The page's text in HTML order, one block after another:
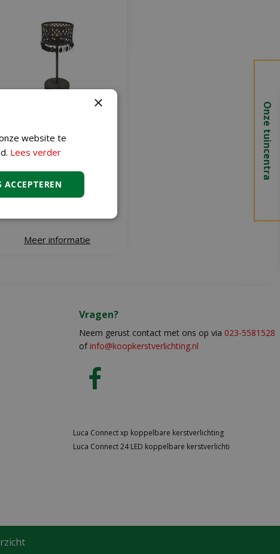
Countryfield tafellamp Amira
30 cm grijs
€19,99
Meer informatie
Vragen?
Neem gerust contact met ons op via 023-5581528
of info@koopkerstverlichting.nl
Luca Connect xp koppelbare kerstverlichting
Luca Connect 24 LED koppelbare kerstverlichti
Onze tuincentra
×
website te
Lees verder
ACCEPTEREN